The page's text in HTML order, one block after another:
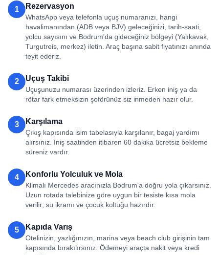
1 Rezervasyon
WhatsApp veya telefonla uçuş numaranızı, hangi
havalimanından (ADB veya BJV) geleceğinizi, tarih-saati,
yolcu sayısını ve Bodrum'da gideceğiniz bölgeyi (Yalıkavak,
Turgutreis, merkez) iletin. Araç başına sabit fiyatınızı anında
teyit ederiz.
2 Uçuş Takibi
Uçuşunuzu numarası üzerinden izleriz. Erken iniş ya da
rötar fark etmeksizin şoförünüz siz inmeden hazır olur.
3 Karşılama
Çıkış kapısında isim tabelasıyla karşılanır, bagaj yardımı
alırsınız. İniş saatinden itibaren 60 dakika ücretsiz bekleme
süreniz vardır.
4 Konforlu Yolculuk ve Mola
Klimalı Mercedes aracınızla Bodrum'a doğru yola çıkarsınız.
Uzun rotada talebinize göre uygun bir tesiste kısa mola
verilir; su ikramı ve çocuk koltuğu hazırdır.
5 Kapıda Varış
Otelinizin, yazlığınızın, marina veya beach club girişinin tam
kapısında bırakılırsınız. Ödemeyi araçta nakit veya kredi